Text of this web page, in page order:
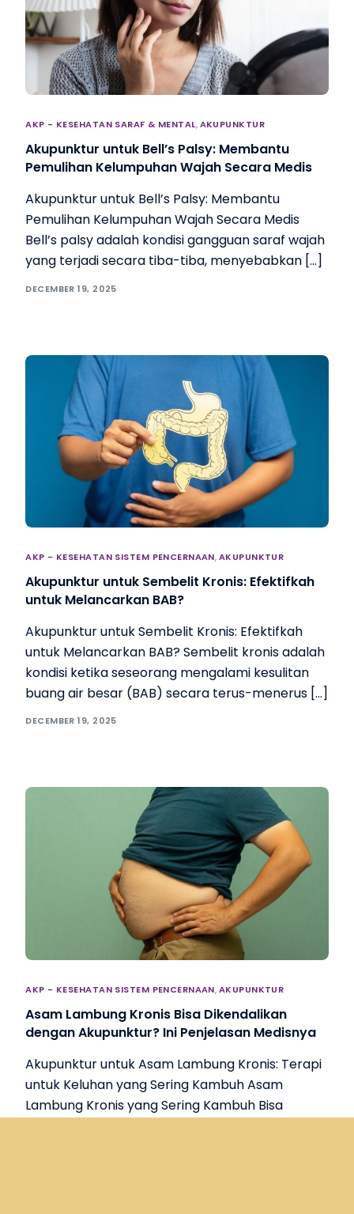
AKP - KESEHATAN SARAF & MENTAL,AKUPUNKTUR
Akupunktur untuk Bell’s Palsy: Membantu
Pemulihan Kelumpuhan Wajah Secara Medis
Akupunktur untuk Bell’s Palsy: Membantu
Pemulihan Kelumpuhan Wajah Secara Medis
Bell’s palsy adalah kondisi gangguan saraf wajah
yang terjadi secara tiba-tiba, menyebabkan […]
DECEMBER 19, 2025
AKP - KESEHATAN SISTEM PENCERNAAN,AKUPUNKTUR
Akupunktur untuk Sembelit Kronis: Efektifkah
untuk Melancarkan BAB?
Akupunktur untuk Sembelit Kronis: Efektifkah
untuk Melancarkan BAB? Sembelit kronis adalah
kondisi ketika seseorang mengalami kesulitan
buang air besar (BAB) secara terus-menerus […]
DECEMBER 19, 2025
AKP - KESEHATAN SISTEM PENCERNAAN,AKUPUNKTUR
Asam Lambung Kronis Bisa Dikendalikan
dengan Akupunktur? Ini Penjelasan Medisnya
Akupunktur untuk Asam Lambung Kronis: Terapi
untuk Keluhan yang Sering Kambuh Asam
Lambung Kronis yang Sering Kambuh Bisa
Consultation Online